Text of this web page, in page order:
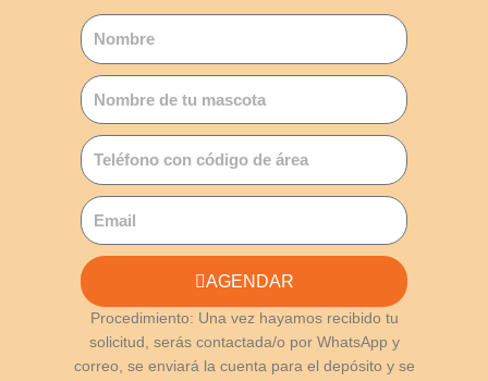
AGENDAR
Procedimiento: Una vez hayamos recibido tu
solicitud, serás contactada/o por WhatsApp y
correo, se enviará la cuenta para el depósito y se